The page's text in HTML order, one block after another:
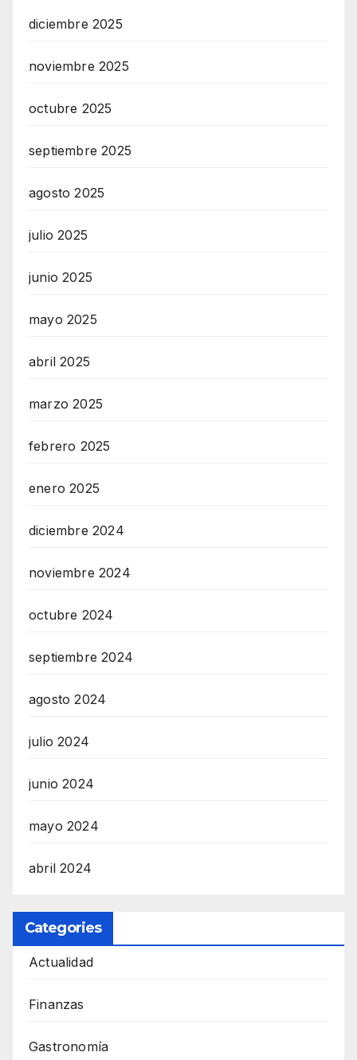
diciembre 2025
noviembre 2025
octubre 2025
septiembre 2025
agosto 2025
julio 2025
junio 2025
mayo 2025
abril 2025
marzo 2025
febrero 2025
enero 2025
diciembre 2024
noviembre 2024
octubre 2024
septiembre 2024
agosto 2024
julio 2024
junio 2024
mayo 2024
abril 2024
Categories
Actualidad
Finanzas
Gastronomía